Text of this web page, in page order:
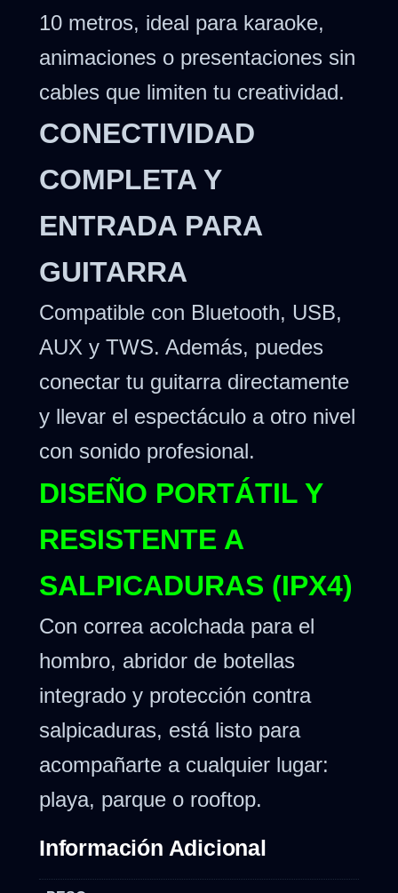
10 metros, ideal para karaoke,
animaciones o presentaciones sin
cables que limiten tu creatividad.
CONECTIVIDAD
COMPLETA Y
ENTRADA PARA
GUITARRA
Compatible con Bluetooth, USB,
AUX y TWS. Además, puedes
conectar tu guitarra directamente
y llevar el espectáculo a otro nivel
con sonido profesional.
DISEÑO PORTÁTIL Y
RESISTENTE A
SALPICADURAS (IPX4)
Con correa acolchada para el
hombro, abridor de botellas
integrado y protección contra
salpicaduras, está listo para
acompañarte a cualquier lugar:
playa, parque o rooftop.
Información Adicional